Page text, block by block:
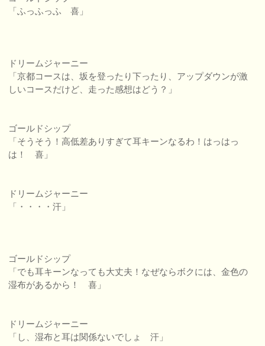
「ふっふっふ 喜」
ドリームジャーニー
「京都コースは、坂を登ったり下ったり、アップダウンが激
しいコースだけど、走った感想はどう？」
ゴールドシップ
「そうそう！高低差ありすぎて耳キーンなるわ！はっはっ
は！ 喜」
ドリームジャーニー
「・・・・汗」
ゴールドシップ
「でも耳キーンなっても大丈夫！なぜならボクには、金色の
湿布があるから！ 喜」
ドリームジャーニー
「し、湿布と耳は関係ないでしょ 汗」